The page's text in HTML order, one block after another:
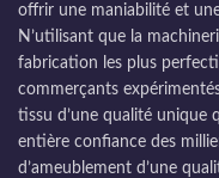
offrir une maniabilité et
N’utilisant que la
fabrication les plus
commerçants
tissu d’une qualité unique
entière confiance des
d’ameublement d’une